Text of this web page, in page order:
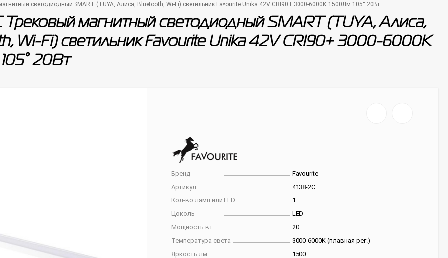
светодиодный SMART (TUYA, Алиса, Bluetooth, Wi-Fi) светильник Favourite Unika 42V CRI90+ 3000-6000К 1500Лм 105° 20Вт
Трековый магнитный светодиодный SMART (TUYA, Алиса,
Wi-Fi) светильник Favourite Unika 42V CRI90+ 3000-6000К
20Вт
Бренд
Favourite
Артикул
4138-2C
Кол-во ламп или LED
1
Цоколь
LED
Мощность вт
20
Температура света
3000-6000K (плавная рег.)
Яркость лм
1500